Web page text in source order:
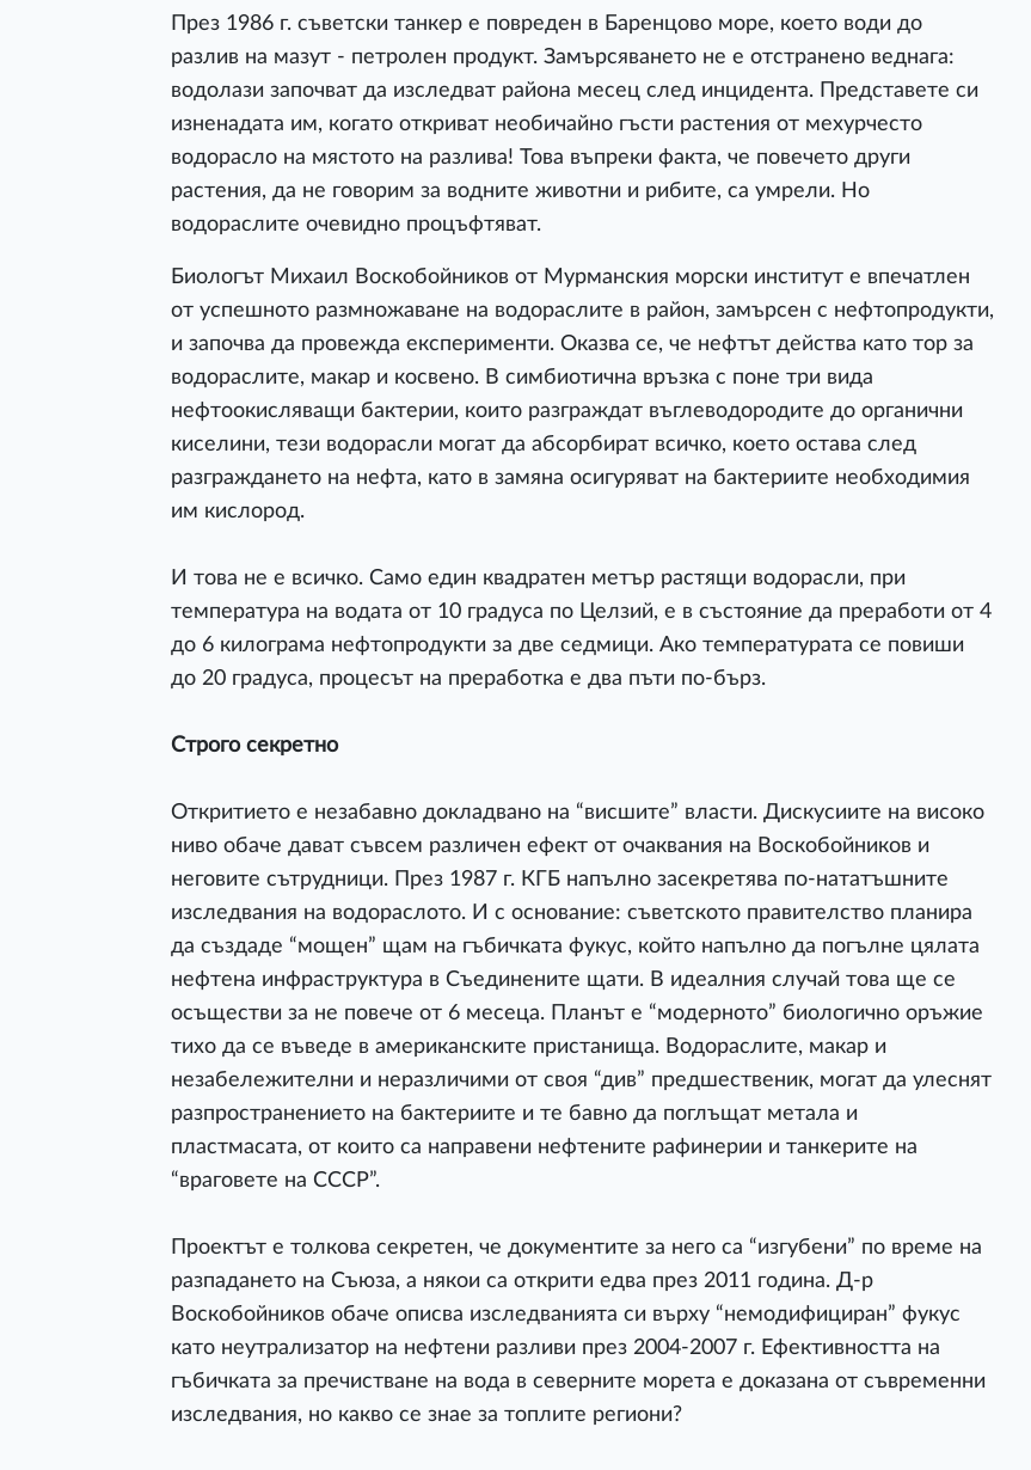
През 1986 г. съветски танкер е повреден в Баренцово море, което води до
разлив на мазут - петролен продукт. Замърсяването не е отстранено веднага:
водолази започват да изследват района месец след инцидента. Представете си
изненадата им, когато откриват необичайно гъсти растения от мехурчесто
водорасло на мястото на разлива! Това въпреки факта, че повечето други
растения, да не говорим за водните животни и рибите, са умрели. Но
водораслите очевидно процъфтяват.
Биологът Михаил Воскобойников от Мурманския морски институт е впечатлен
от успешното размножаване на водораслите в район, замърсен с нефтопродукти,
и започва да провежда експерименти. Оказва се, че нефтът действа като тор за
водораслите, макар и косвено. В симбиотична връзка с поне три вида
нефтоокисляващи бактерии, които разграждат въглеводородите до органични
киселини, тези водорасли могат да абсорбират всичко, което остава след
разграждането на нефта, като в замяна осигуряват на бактериите необходимия
им кислород.
И това не е всичко. Само един квадратен метър растящи водорасли, при
температура на водата от 10 градуса по Целзий, е в състояние да преработи от 4
до 6 килограма нефтопродукти за две седмици. Ако температурата се повиши
до 20 градуса, процесът на преработка е два пъти по-бърз.
Строго секретно
Откритието е незабавно докладвано на “висшите” власти. Дискусиите на високо
ниво обаче дават съвсем различен ефект от очаквания на Воскобойников и
неговите сътрудници. През 1987 г. КГБ напълно засекретява по-нататъшните
изследвания на водораслото. И с основание: съветското правителство планира
да създаде “мощен” щам на гъбичката фукус, който напълно да погълне цялата
нефтена инфраструктура в Съединените щати. В идеалния случай това ще се
осъществи за не повече от 6 месеца. Планът е “модерното” биологично оръжие
тихо да се въведе в американските пристанища. Водораслите, макар и
незабележителни и неразличими от своя “див” предшественик, могат да улеснят
разпространението на бактериите и те бавно да поглъщат метала и
пластмасата, от които са направени нефтените рафинерии и танкерите на
“враговете на СССР”.
Проектът е толкова секретен, че документите за него са “изгубени” по време на
разпадането на Съюза, а някои са открити едва през 2011 година. Д-р
Воскобойников обаче описва изследванията си върху “немодифициран” фукус
като неутрализатор на нефтени разливи през 2004-2007 г. Ефективността на
гъбичката за пречистване на вода в северните морета е доказана от съвременни
изследвания, но какво се знае за топлите региони?